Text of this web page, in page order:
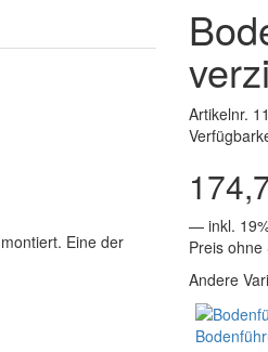
Eine der
Artikelnr.
— inkl.
Preis
Andere